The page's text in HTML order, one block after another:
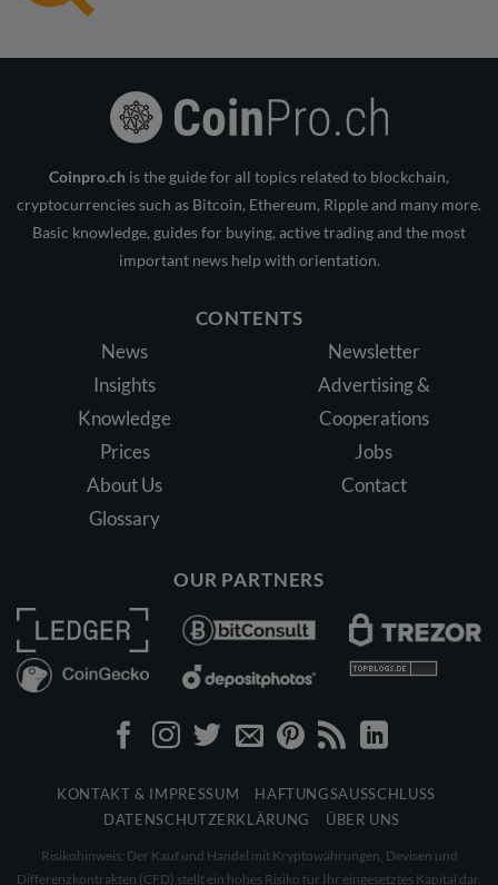
Coinpro.ch is the guide for all topics related to blockchain,
cryptocurrencies such as Bitcoin, Ethereum, Ripple and many more.
Basic knowledge, guides for buying, active trading and the most
important news help with orientation.
CONTENTS
News
Insights
Knowledge
Prices
About Us
Glossary
Newsletter
Advertising &
Cooperations
Jobs
Contact
OUR PARTNERS
KONTAKT & IMPRESSUM
HAFTUNGSAUSSCHLUSS
DATENSCHUTZERKLÄRUNG
ÜBER UNS
Risikohinweis: Der Kauf und Handel mit Kryptowährungen, Devisen und
Differenzkontrakten (CFD) stellt ein hohes Risiko für Ihr eingesetztes Kapital dar.